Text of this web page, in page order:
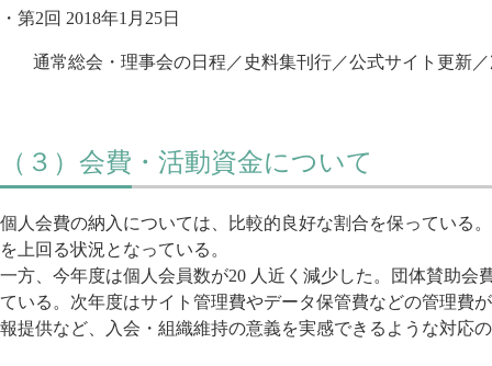
・第2回 2018年1月25日
通常総会・理事会の日程／史料集刊行／公式サイト更新
（３）会費・活動資金について
個人会費の納入については、比較的良好な割合を保っている
を上回る状況となっている。
一方、今年度は個人会員数が20 人近く減少した。団体賛助会
ている。次年度はサイト管理費やデータ保管費などの管理費
報提供など、入会・組織維持の意義を実感できるような対応